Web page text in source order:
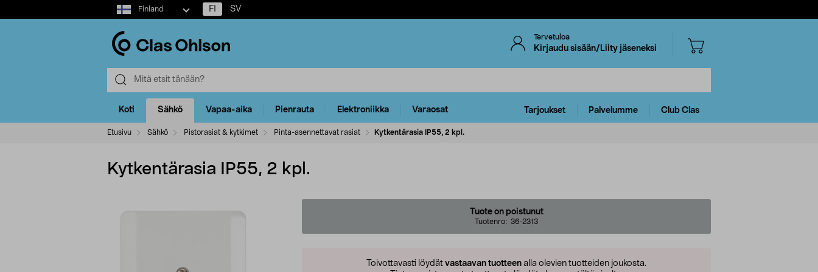
Select
market
Finland FI SV
Tervetuloa
Kirjaudu sisään/Liity jäseneksi
Koti Sähkö Vapaa-aika Pienrauta Elektroniikka Varaosat Tarjoukset Palvelumme Club Clas
Etusivu Sähkö Pistorasiat & kytkimet Pinta-asennettavat rasiat Kytkentärasia IP55, 2 kpl.
Kytkentärasia IP55, 2 kpl.
Tuote on poistunut
Tuotenro: 36-2313
Toivottavasti löydät vastaavan tuotteen alla olevien tuotteiden joukosta.